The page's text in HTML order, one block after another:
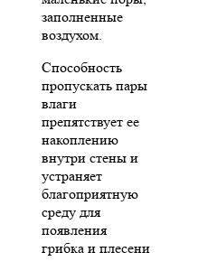
заполненные
воздухом.
Способность
пропускать пары
влаги
препятствует ее
накоплению
внутри стены и
устраняет
благоприятную
среду для
появления
грибка и плесени